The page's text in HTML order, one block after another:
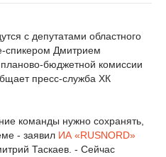
с депутатами областного
спикером Дмитрием
бюджетной комиссии
пресс-служба ХК
команды нужно сохранять,
- заявил ИА «RUSNORD»
Таскаев. - Сейчас